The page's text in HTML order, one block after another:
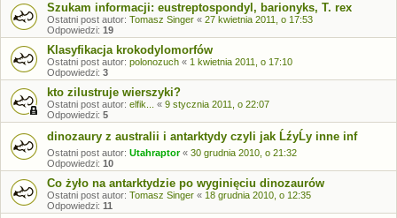
Szukam informacji: eustreptospondyl, barionyks, T. rex
Ostatni post autor: Tomasz Singer « 27 kwietnia 2011, o 17:53
Odpowiedzi: 19
Klasyfikacja krokodylomorfów
Ostatni post autor: polonozuch « 1 kwietnia 2011, o 17:10
Odpowiedzi: 3
kto zilustruje wierszyki?
Ostatni post autor: elfik... « 9 stycznia 2011, o 22:07
Odpowiedzi: 5
dinozaury z australii i antarktydy czyli jak ĹźyĹy inne inf
Ostatni post autor: Utahraptor« 30 grudnia 2010, o 21:32
Odpowiedzi: 10
Co żyło na antarktydzie po wyginięciu dinozaurów
Ostatni post autor: Tomasz Singer « 18 grudnia 2010, o 12:35
Odpowiedzi: 11